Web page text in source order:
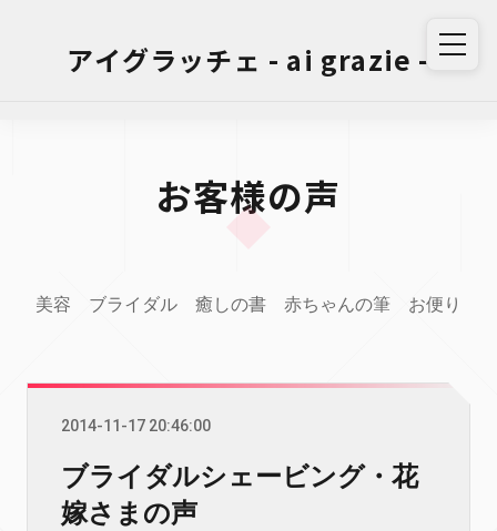
アイグラッチェ - ai grazie -
お客様の声
美容 ブライダル 癒しの書 赤ちゃんの筆 お便り
2014-11-17 20:46:00
ブライダルシェービング・花
嫁さまの声